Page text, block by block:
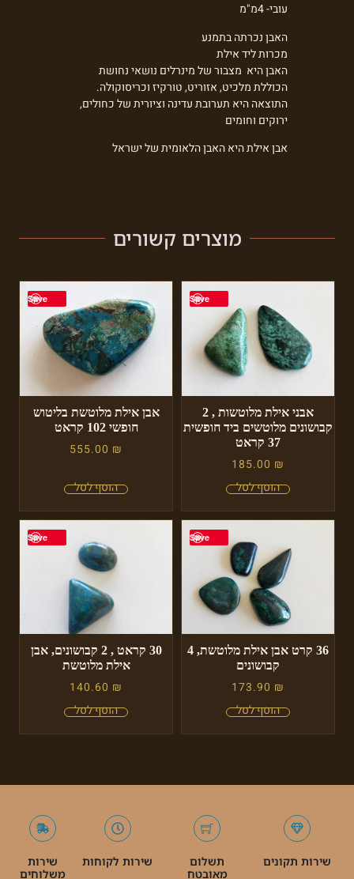
עובי- 4מ"מ
האבן נכרתה בתמנע
מכרות ליד אילת
האבן היא מצבור של מינרלים נושאי נחושת
הכוללת מלכיט, אזוריט, טורקיז וכריסוקולה.
התוצאה היא תערובת עדינה וציורית של כחולים,
ירוקים וחומים
אבן אילת היא האבן הלאומית של ישראל
מוצרים קשורים
Save
אבני אילת מלוטשות , 2
קבושונים מלוטשים ביד חופשית
37 קראט
185.00 ₪
Save
אבן אילת מלוטשת בליטוש
חופשי 102 קראט
555.00 ₪
Save
36 קרט אבן אילת מלוטשת, 4
קבושונים
173.90 ₪
Save
30 קראט , 2 קבושונים, אבן
אילת מלוטשת
140.60 ₪
שירות תקונים
תשלום
מאובטח
שירות לקוחות
שירות
משלוחים